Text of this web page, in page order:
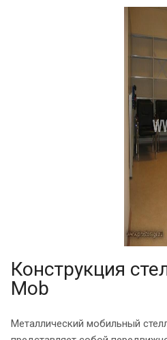
Конструкция
Mob
Металлический мобильный